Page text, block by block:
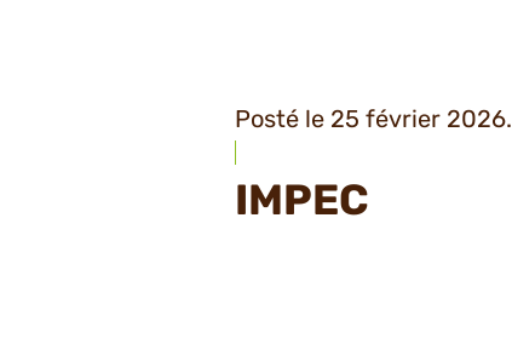
Posté le 25 février 2026.
IMPEC